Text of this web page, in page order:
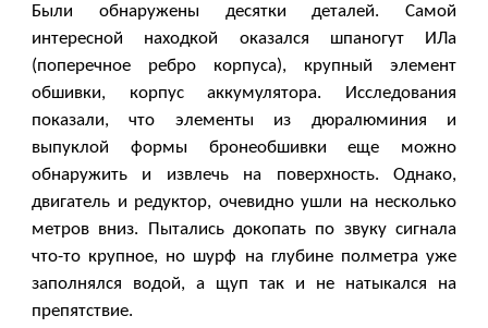
Были обнаружены десятки деталей. Самой
интересной находкой оказался шпаногут ИЛа
(поперечное ребро корпуса), крупный элемент
обшивки, корпус аккумулятора. Исследования
показали, что элементы из дюралюминия и
выпуклой формы бронеобшивки еще можно
обнаружить и извлечь на поверхность. Однако,
двигатель и редуктор, очевидно ушли на несколько
метров вниз. Пытались докопать по звуку сигнала
что-то крупное, но шурф на глубине полметра уже
заполнялся водой, а щуп так и не натыкался на
препятствие.